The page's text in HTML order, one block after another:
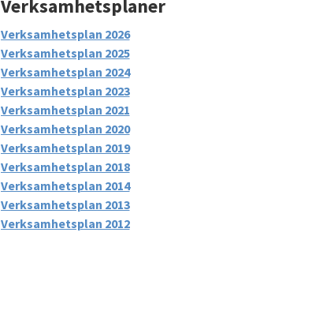
Verksamhetsplaner
Verksamhetsplan 2026
Verksamhetsplan 2025
Verksamhetsplan 2024
Verksamhetsplan 2023
Verksamhetsplan 2021
Verksamhetsplan 2020
Verksamhetsplan 2019
Verksamhetsplan 2018
Verksamhetsplan 2014
Verksamhetsplan 2013
Verksamhetsplan 2012